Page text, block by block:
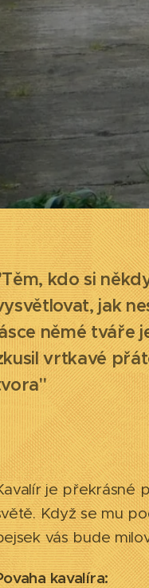
kdo si
jak
němé tváře
vrtkavé
je překrásné
Když se mu
vás bude
kavalíra: